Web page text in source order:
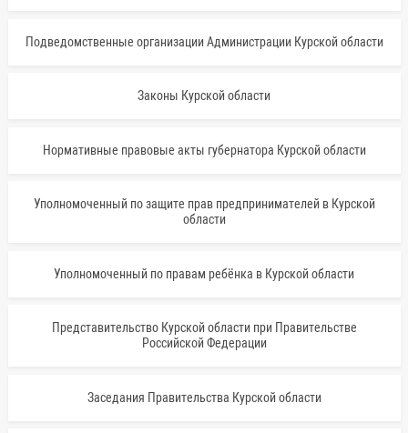
Подведомственные организации Администрации Курской области
Законы Курской области
Нормативные правовые акты губернатора Курской области
Уполномоченный по защите прав предпринимателей в Курской
области
Уполномоченный по правам ребёнка в Курской области
Представительство Курской области при Правительстве
Российской Федерации
Заседания Правительства Курской области